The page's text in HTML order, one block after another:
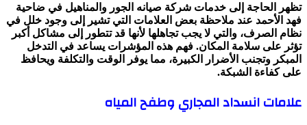
تظهر الحاجة إلى خدمات شركة صيانه الجور والمناهيل في ضاحية
فهد الأحمد عند ملاحظة بعض العلامات التي تشير إلى وجود خلل في
نظام الصرف، والتي لا يجب تجاهلها لأنها قد تتطور إلى مشاكل أكبر
تؤثر على سلامة المكان. فهم هذه المؤشرات يساعد في التدخل
المبكر وتجنب الأضرار الكبيرة، مما يوفر الوقت والتكلفة ويحافظ
على كفاءة الشبكة.
علامات انسداد المجاري وطفح المياه